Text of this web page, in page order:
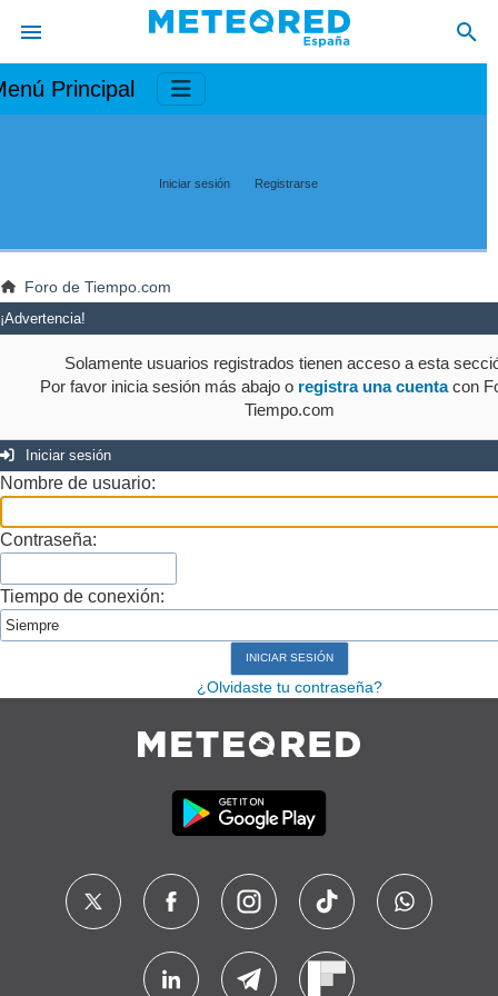
Principal
Iniciar sesión Registrarse
Foro de Tiempo.com
¡Advertencia!
Solamente usuarios registrados tienen acceso a esta
Por favor inicia sesión más abajo o registra una cuentacon
Tiempo.com
Iniciar sesión
Nombre de usuario:
Contraseña:
Tiempo de conexión:
¿Olvidaste tu contraseña?